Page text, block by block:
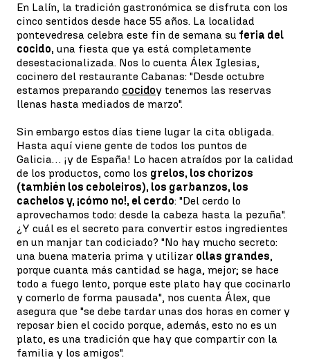
En Lalín, la tradición gastronómica se disfruta con los
cinco sentidos desde hace 55 años. La localidad
pontevedresa celebra este fin de semana su feria del
cocido, una fiesta que ya está completamente
desestacionalizada. Nos lo cuenta Álex Iglesias,
cocinero del restaurante Cabanas: "Desde octubre
estamos preparando cocidoy tenemos las reservas
llenas hasta mediados de marzo".
Sin embargo estos días tiene lugar la cita obligada.
Hasta aquí viene gente de todos los puntos de
Galicia… ¡y de España! Lo hacen atraídos por la calidad
de los productos, como los grelos, los chorizos
(también los ceboleiros), los garbanzos, los
cachelos y, ¡cómo no!, el cerdo: "Del cerdo lo
aprovechamos todo: desde la cabeza hasta la pezuña".
¿Y cuál es el secreto para convertir estos ingredientes
en un manjar tan codiciado? "No hay mucho secreto:
una buena materia prima y utilizar ollas grandes,
porque cuanta más cantidad se haga, mejor; se hace
todo a fuego lento, porque este plato hay que cocinarlo
y comerlo de forma pausada", nos cuenta Álex, que
asegura que "se debe tardar unas dos horas en comer y
reposar bien el cocido porque, además, esto no es un
plato, es una tradición que hay que compartir con la
familia y los amigos".